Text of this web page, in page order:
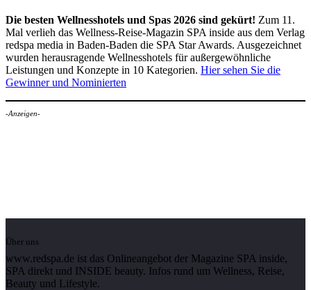
Die besten Wellnesshotels und Spas 2026 sind gekürt! Zum 11.
Mal verlieh das Wellness-Reise-Magazin SPA inside aus dem Verlag
redspa media in Baden-Baden die SPA Star Awards. Ausgezeichnet
wurden herausragende Wellnesshotels für außergewöhnliche
Leistungen und Konzepte in 10 Kategorien. Hier sehen Sie die
Gewinner und Nominierten
-Anzeigen-
Über uns
www.redspa.de ist das Onlineangebot der Magazine SPA inside,
SPA direkt und INSIDE beauty. Infos rund um Wellness, Reise,
Beauty und Lifestyle.